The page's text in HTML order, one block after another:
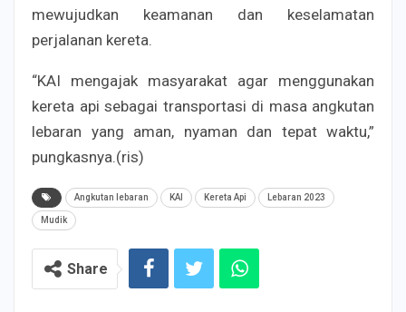
mewujudkan keamanan dan keselamatan
perjalanan kereta.
“KAI mengajak masyarakat agar menggunakan
kereta api sebagai transportasi di masa angkutan
lebaran yang aman, nyaman dan tepat waktu,”
pungkasnya.(ris)
Angkutan lebaran KAI Kereta Api Lebaran 2023
Mudik
Share